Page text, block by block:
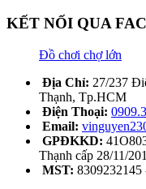
KẾT NỐI QUA
Đồ chơi chợ lớn
Địa Chỉ: 27/237
Thạnh, Tp.HCM
Điện Thoại:
Email:
GPĐKKD:
Thạnh cấp 28/11/
MST: